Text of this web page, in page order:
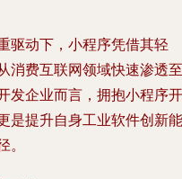
驱动下，小程序凭借其轻
消费互联网领域快速渗透至
发企业而言，拥抱小程序开
是提升自身工业软件创新能